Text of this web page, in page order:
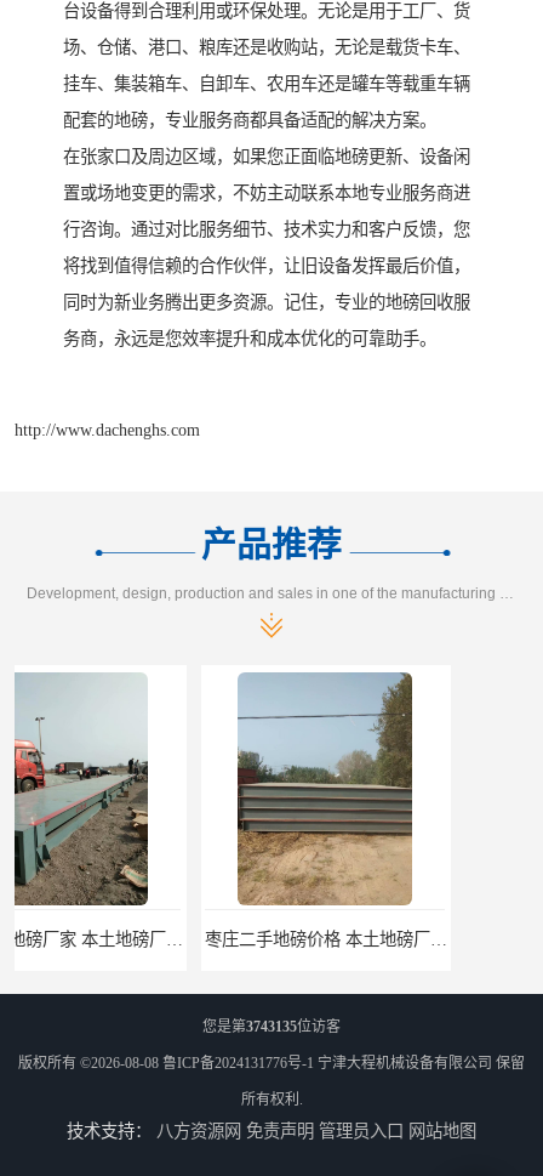
台设备得到合理利用或环保处理。无论是用于工厂、货
场、仓储、港口、粮库还是收购站，无论是载货卡车、
挂车、集装箱车、自卸车、农用车还是罐车等载重车辆
配套的地磅，专业服务商都具备适配的解决方案。
在张家口及周边区域，如果您正面临地磅更新、设备闲
置或场地变更的需求，不妨主动联系本地专业服务商进
行咨询。通过对比服务细节、技术实力和客户反馈，您
将找到值得信赖的合作伙伴，让旧设备发挥最后价值，
同时为新业务腾出更多资源。记住，专业的地磅回收服
务商，永远是您效率提升和成本优化的可靠助手。
http://www.dachenghs.com
产品推荐
枣庄二手地磅价格 本土地磅厂100秒报价 滨州二手地磅价格 价格优惠
您是第3743135位访客
版权所有 ©2026-08-08 鲁ICP备2024131776号-1 宁津大程机械设备有限公司 保留
所有权利.
技术支持： 八方资源网 免责声明 管理员入口 网站地图